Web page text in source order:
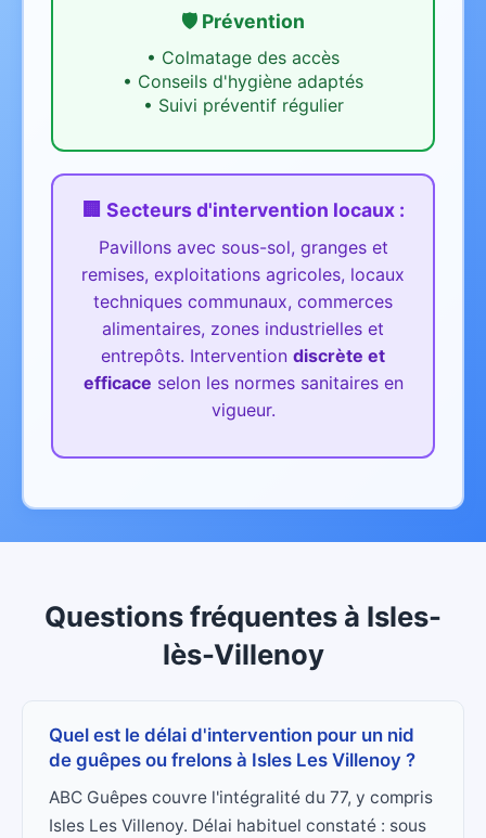
🛡️ Prévention
• Colmatage des accès
• Conseils d'hygiène adaptés
• Suivi préventif régulier
🏢 Secteurs d'intervention locaux :
Pavillons avec sous-sol, granges et
remises, exploitations agricoles, locaux
techniques communaux, commerces
alimentaires, zones industrielles et
entrepôts. Intervention discrète et
efficace selon les normes sanitaires en
vigueur.
Questions fréquentes à Isles-
lès-Villenoy
Quel est le délai d'intervention pour un nid
de guêpes ou frelons à Isles Les Villenoy ?
ABC Guêpes couvre l'intégralité du 77, y compris
Isles Les Villenoy. Délai habituel constaté : sous